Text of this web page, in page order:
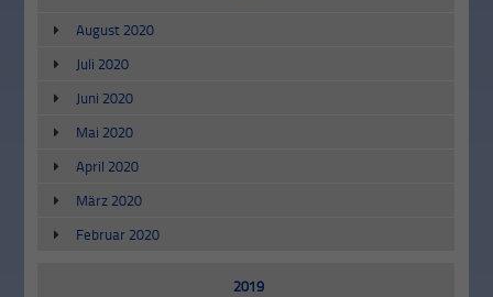
August 2020
Juli 2020
Juni 2020
Mai 2020
April 2020
März 2020
Februar 2020
2019